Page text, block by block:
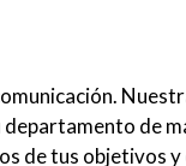
de
de tus objetivos